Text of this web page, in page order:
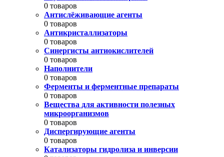
0 товаров
Антислёживающие агенты
0 товаров
Антикристаллизаторы
0 товаров
Синергисты антиокислителей
0 товаров
Наполнители
0 товаров
Ферменты и ферментные препараты
0 товаров
Вещества для активности полезных
микроорганизмов
0 товаров
Диспергирующие агенты
0 товаров
Катализаторы гидролиза и инверсии